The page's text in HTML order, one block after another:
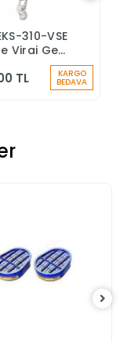
Sepete Ekle
310-VSE
Viraj Geri
TL KARGO
BEDAVA